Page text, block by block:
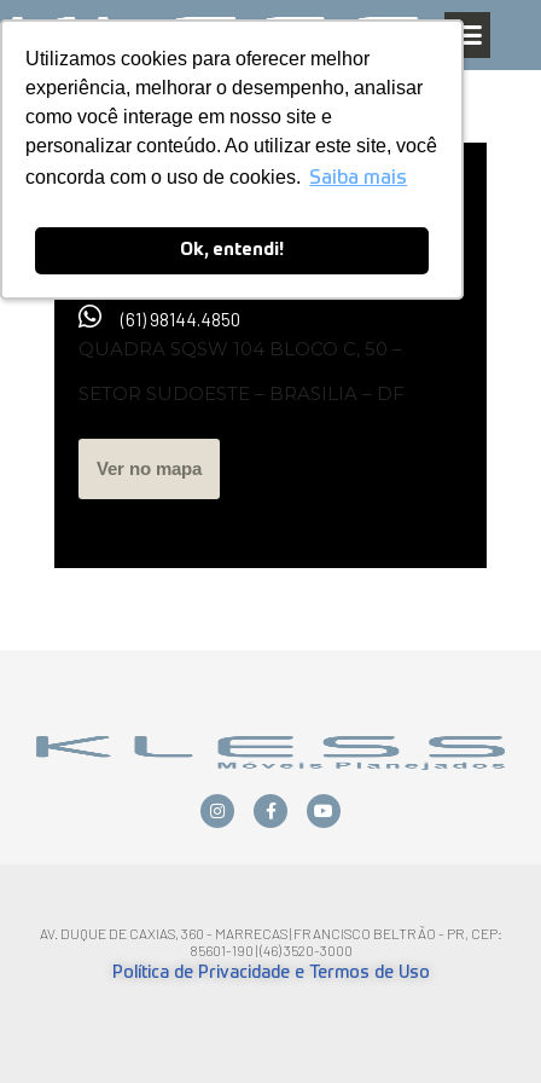
Utilizamos cookies para oferecer melhor
experiência, melhorar o desempenho, analisar
como você interage em nosso site e
personalizar conteúdo. Ao utilizar este site, você
concorda com o uso de cookies. Saiba mais
Ok, entendi!
Utilizamos cookies para oferecer melhor
experiência, melhorar o desempenho, analisar
como você interage em nosso site e
personalizar conteúdo. Ao utilizar este site, você
concorda com o uso de cookies. Saiba mais
Ok, entendi!
Pular
para
o
conteúdo
Representante Kless | ALVARO
(61) 98144.4850
QUADRA SQSW 104 BLOCO C, 50 –
SETOR SUDOESTE – BRASILIA – DF
Ver no mapa
AV. DUQUE DE CAXIAS, 360 - MARRECAS | FRANCISCO BELTRÃO - PR, CEP:
85601-190 | (46) 3520-3000
Política de Privacidade e Termos de Uso